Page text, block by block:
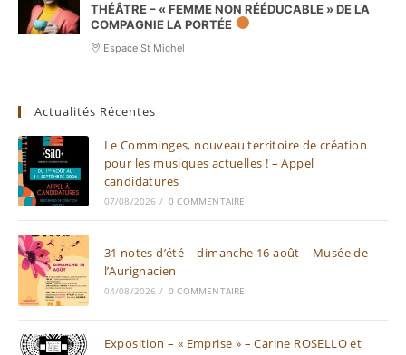
THÉÂTRE – « FEMME NON RÉÉDUCABLE » DE LA
COMPAGNIE LA PORTÉE
Espace St Michel
Actualités Récentes
Le Comminges, nouveau territoire de création
pour les musiques actuelles ! – Appel
candidatures
07/08/2026 / 0 COMMENTAIRE
31 notes d’été – dimanche 16 août – Musée de
l’Aurignacien
04/08/2026 / 0 COMMENTAIRE
Exposition – « Emprise » – Carine ROSELLO et